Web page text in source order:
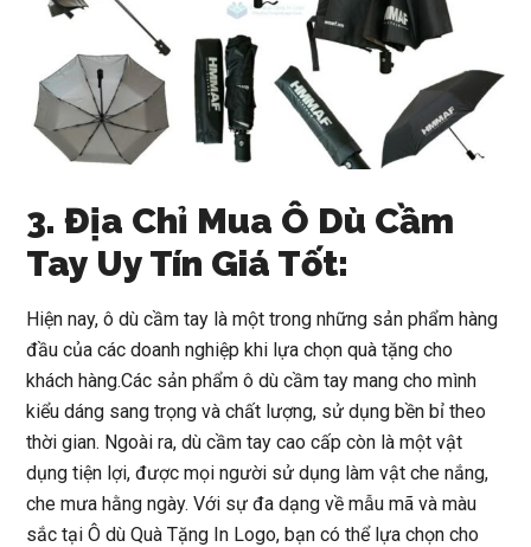
3. Địa Chỉ Mua Ô Dù Cầm
Tay Uy Tín Giá Tốt:
Hiện nay, ô dù cầm tay là một trong những sản phẩm hàng
đầu của các doanh nghiệp khi lựa chọn quà tặng cho
khách hàng.Các sản phẩm ô dù cầm tay mang cho mình
kiểu dáng sang trọng và chất lượng, sử dụng bền bỉ theo
thời gian. Ngoài ra, dù cầm tay cao cấp còn là một vật
dụng tiện lợi, được mọi người sử dụng làm vật che nắng,
che mưa hằng ngày. Với sự đa dạng về mẫu mã và màu
sắc tại Ô dù Quà Tặng In Logo, bạn có thể lựa chọn cho